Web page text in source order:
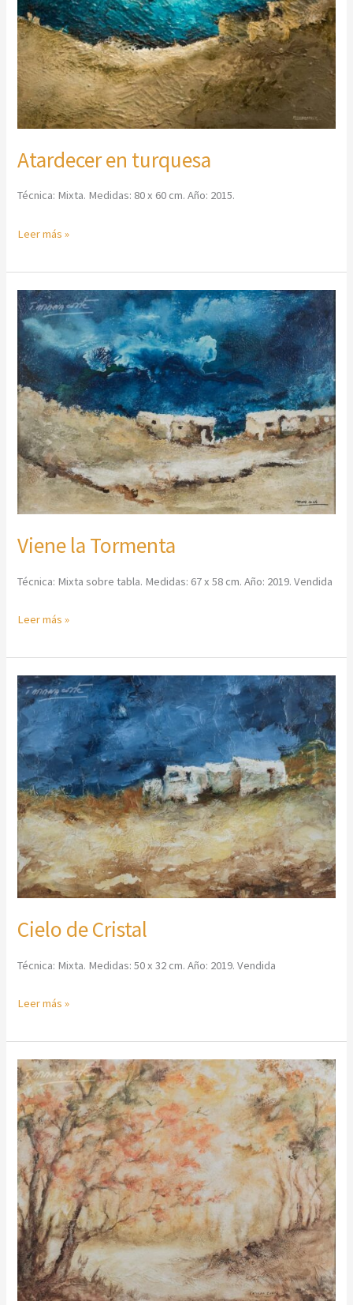
Atardecer en turquesa
Técnica: Mixta. Medidas: 80 x 60 cm. Año: 2015.
Leer más »
Viene la Tormenta
Técnica: Mixta sobre tabla. Medidas: 67 x 58 cm. Año: 2019. Vendida
Viene
la
Tormenta
Leer más »
Cielo de Cristal
Técnica: Mixta. Medidas: 50 x 32 cm. Año: 2019. Vendida
Cielo
de
Cristal
Leer más »
Camino
entre
los
árboles